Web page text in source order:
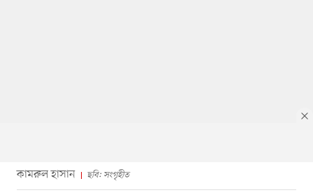
কামরুল হাসান ছবি: সংগৃহীত